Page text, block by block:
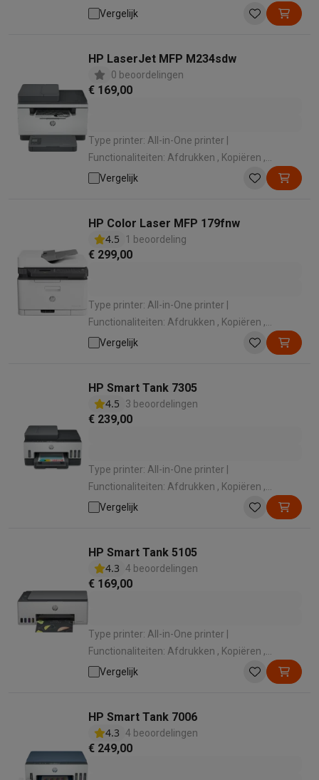
Scannen | Kleurenprinter: Kleurafdruk |
Vergelijk
HP LaserJet MFP M234sdw
0 beoordelingen
€ 169,00
Type printer: All-in-One printer |
Functionaliteiten: Afdrukken , Kopiëren ,
Scannen | Kleurenprinter: Zwart-wit afdruk | Wi-
Vergelijk
HP Color Laser MFP 179fnw
4.5
1 beoordeling
€ 299,00
Type printer: All-in-One printer |
Functionaliteiten: Afdrukken , Kopiëren ,
Scannen , Faxen | Kleurenprinter: Kleurafdruk |
Vergelijk
HP Smart Tank 7305
4.5
3 beoordelingen
€ 239,00
Type printer: All-in-One printer |
Functionaliteiten: Afdrukken , Kopiëren ,
Scannen | Kleurenprinter: Kleurafdruk | Wi-Fi:
Vergelijk
HP Smart Tank 5105
4.3 4 beoordelingen
€ 169,00
Type printer: All-in-One printer |
Functionaliteiten: Afdrukken , Kopiëren ,
Scannen , Faxen | Kleurenprinter: Kleurafdruk |
Vergelijk
HP Smart Tank 7006
4.3 4 beoordelingen
€ 249,00